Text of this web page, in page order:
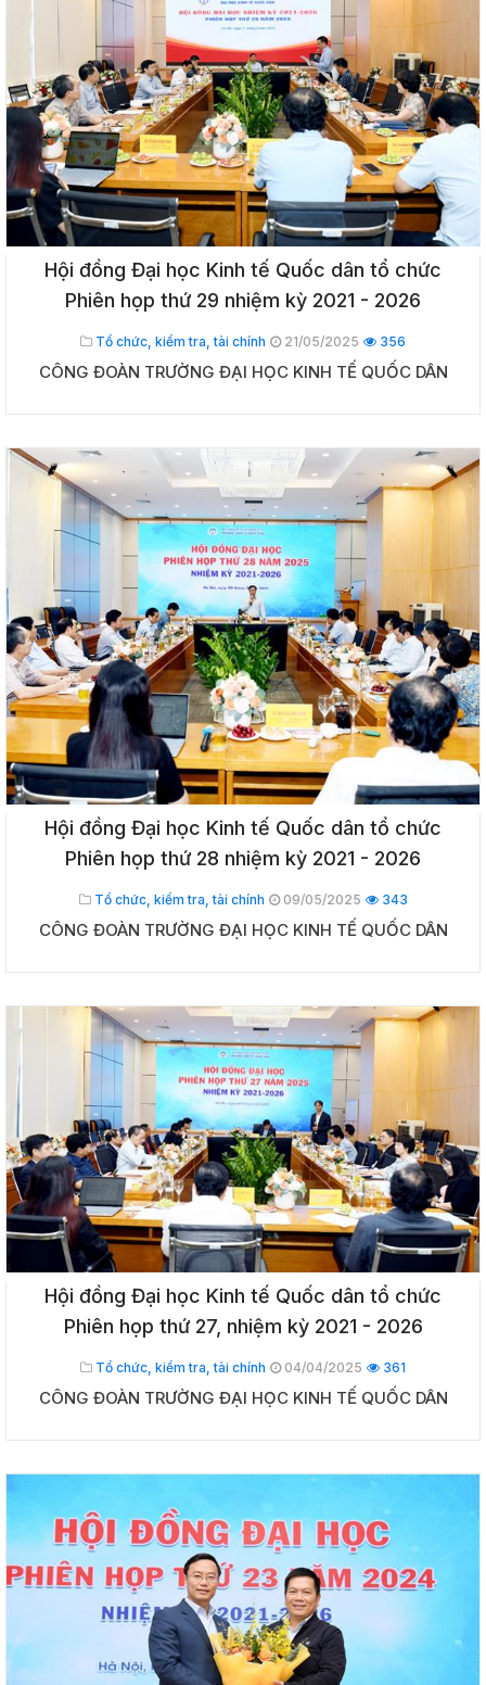
Hội đồng Đại học Kinh tế Quốc dân tổ chức
Phiên họp thứ 29 nhiệm kỳ 2021 - 2026
Tổ chức, kiểm tra, tài chính 21/05/2025 356
CÔNG ĐOÀN TRƯỜNG ĐẠI HỌC KINH TẾ QUỐC DÂN
Hội đồng Đại học Kinh tế Quốc dân tổ chức
Phiên họp thứ 28 nhiệm kỳ 2021 - 2026
Tổ chức, kiểm tra, tài chính 09/05/2025 343
CÔNG ĐOÀN TRƯỜNG ĐẠI HỌC KINH TẾ QUỐC DÂN
Hội đồng Đại học Kinh tế Quốc dân tổ chức
Phiên họp thứ 27, nhiệm kỳ 2021 - 2026
Tổ chức, kiểm tra, tài chính 04/04/2025 361
CÔNG ĐOÀN TRƯỜNG ĐẠI HỌC KINH TẾ QUỐC DÂN